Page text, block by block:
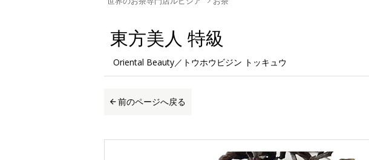
東方美人 特級
Oriental Beauty／トウホウビジン トッキュウ
前のページへ戻る